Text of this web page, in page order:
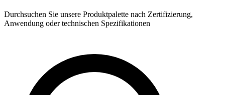
Durchsuchen Sie unsere Produktpalette nach Zertifizierung,
Anwendung oder technischen Spezifikationen